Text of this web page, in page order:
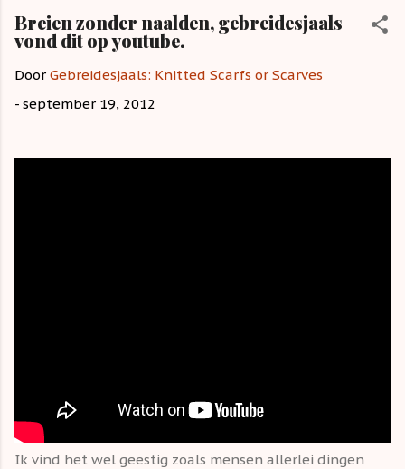
Breien zonder naalden, gebreidesjaals
vond dit op youtube.
Door Gebreidesjaals: Knitted Scarfs or Scarves
- september 19, 2012
Ik vind het wel geestig zoals mensen allerlei dingen